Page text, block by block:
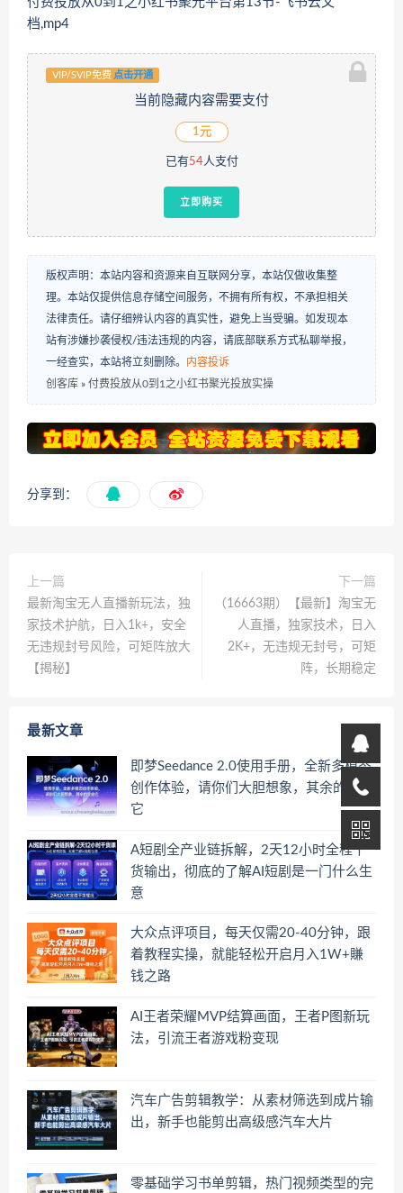
档,mp4
VIP/SVIP免费 点击开通
当前隐藏内容需要支付
1元
已有 54人支付
立即购买
版权声明：本站内容和资源来自互联网分享，本站仅做收集整
理。本站仅提供信息存储空间服务，不拥有所有权，不承担相关
法律责任。请仔细辨认内容的真实性，避免上当受骗。如发现本
站有涉嫌抄袭侵权/违法违规的内容，请底部联系方式私聊举报，
一经查实，本站将立刻删除。
内容投诉
创客库 » ‌​⁢‍⁤​⁣⁤⁣‍‬‬‬⁤⁤‌‬⁡‌⁣⁡⁣⁣​‍⁣‍​‍‬⁤​‌⁤⁢‍‍​⁢​​‍⁡‌付费投放从0到1之小红书聚光投放实操
分享到：
上一篇
最新淘宝无人直播新玩法，独
家技术护航，日入1k+，安全
无违规封号风险，可矩阵放大
【揭秘】
下一篇
（16663期）【最新】淘宝无
人直播，独家技术，日入
2K+，无违规无封号，可矩
阵，长期稳定
最新文章
即梦Seedance 2.0使用手册，全新多模态
创作体验，请你们大胆想象，其余的交给
它
A短剧全产业链拆解，2天12小时全程干
货输出，彻底的了解AI短剧是一门什么生
意
大众点评项目，每天仅需20-40分钟，跟
着教程实操，就能轻松开启月入1W+賺
钱之路
AI王者荣耀MVP结算画面，王者P图新玩
法，引流王者游戏粉变现
汽车广告剪辑教学：从素材筛选到成片输
出，新手也能剪出高级感汽车大片
零基础学习书单剪辑，热门视频类型的完